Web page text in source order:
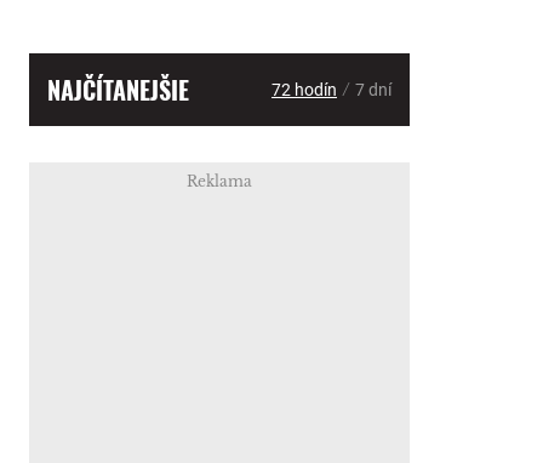
NAJČÍTANEJŠIE 72 hodín / 7 dní
Reklama